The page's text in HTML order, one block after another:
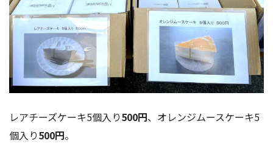
レアチーズケーキ5個入り500円、オレンジムースケーキ5
個入り500円。